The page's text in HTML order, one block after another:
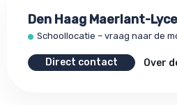
Den Haag Maerlant-
Schoollocatie – vraag naar de
Direct contact Over